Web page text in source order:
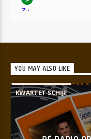
YOU MAY ALSO LIKE
KWARTET SCHIJF